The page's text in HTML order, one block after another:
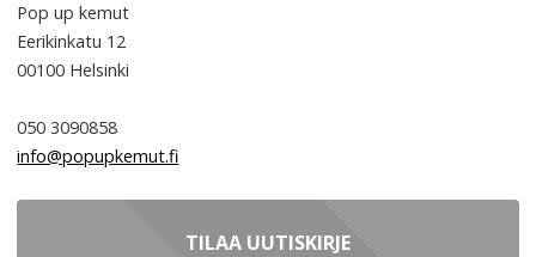
Pop up kemut
Eerikinkatu 12
00100 Helsinki
050 3090858
info@popupkemut.fi
TILAA UUTISKIRJE